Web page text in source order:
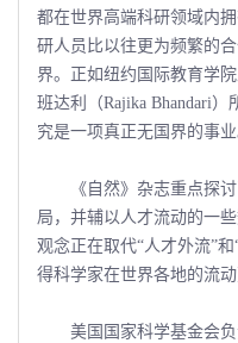
都在世界高端科研领域内
研人员比以往更为频繁的
界。正如纽约国际教育学
班达利（Rajika Bhandari
究是一项真正无国界的事
《自然》杂志重点探讨
局，并辅以人才流动的一
观念正在取代“人才外流”
得科学家在世界各地的流动
美国国家科学基金会负